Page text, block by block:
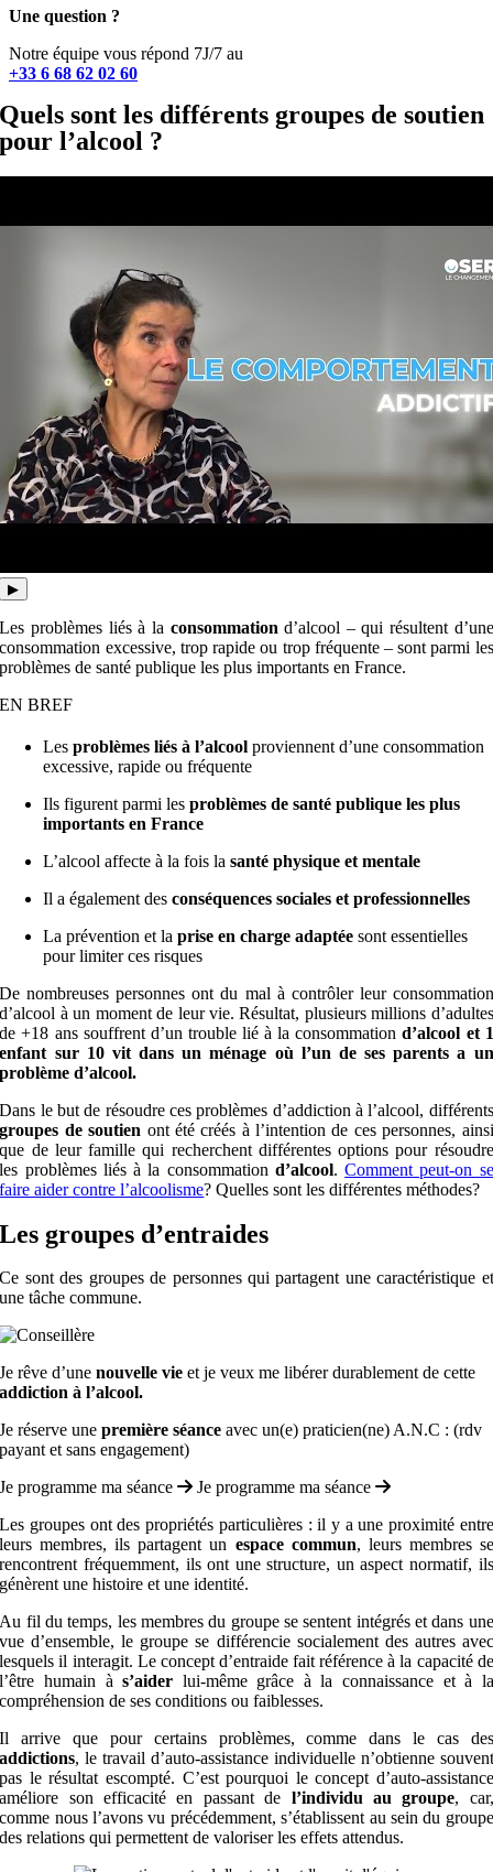
Une question ?
Notre équipe vous répond 7J/7 au
+33 6 68 62 02 60
Quels sont les différents groupes de soutien
pour l’alcool ?
▶
Les problèmes liés à la consommationd’alcool – qui résultent d’une
consommation excessive, trop rapide ou trop fréquente – sont parmi les
problèmes de santé publique les plus importants en France.
EN BREF
Lesproblèmes liés à l’alcool proviennent d’une consommation
excessive, rapide ou fréquente
Ils figurent parmi lesproblèmes de santé publique les plus
importants en France
L’alcool affecte à la fois lasanté physique et mentale
Il a également desconséquences sociales et professionnelles
La prévention et laprise en charge adaptée sont essentielles
pour limiter ces risques
De nombreuses personnes ont du mal à contrôler leur consommation
d’alcool à un moment de leur vie. Résultat, plusieurs millions d’adultes
de +18 ans souffrent d’un trouble lié à la consommation d’alcool et 1
enfant sur 10 vit dans un ménage où l’un de ses parents a un
problème d’alcool.
Dans le but de résoudre ces problèmes d’addiction à l’alcool, différents
groupes de soutien ont été créés à l’intention de ces personnes, ainsi
que de leur famille qui recherchent différentes options pour résoudre
les problèmes liés à la consommation d’alcool.Comment peut-on se
faire aider contre l’alcoolisme? Quelles sont les différentes méthodes?
Les groupes d’entraides
Ce sont des groupes de personnes qui partagent une caractéristique et
une tâche commune.
Je rêve d’unenouvelle vie et je veux me libérer durablement de cette
addiction à l’alcool.
Je réserve unepremière séance avec un(e) praticien(ne) A.N.C : (rdv
payant et sans engagement)
Je programme ma séance
Je programme ma séance
Les groupes ont des propriétés particulières : il y a une proximité entre
leurs membres, ils partagent un espace commun, leurs membres se
rencontrent fréquemment, ils ont une structure, un aspect normatif, ils
génèrent une histoire et une identité.
Au fil du temps, les membres du groupe se sentent intégrés et dans une
vue d’ensemble, le groupe se différencie socialement des autres avec
lesquels il interagit. Le concept d’entraide fait référence à la capacité de
l’être humain à s’aider lui-même grâce à la connaissance et à la
compréhension de ses conditions ou faiblesses.
Il arrive que pour certains problèmes, comme dans le cas des
addictions,le travail d’auto-assistance individuelle n’obtienne souvent
pas le résultat escompté. C’est pourquoi le concept d’auto-assistance
améliore son efficacité en passant de l’individu au groupe, car,
comme nous l’avons vu précédemment, s’établissent au sein du groupe
des relations qui permettent de valoriser les effets attendus.